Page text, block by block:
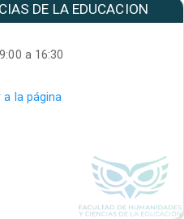
DE LA EDUCACION
a 16:30
a la página